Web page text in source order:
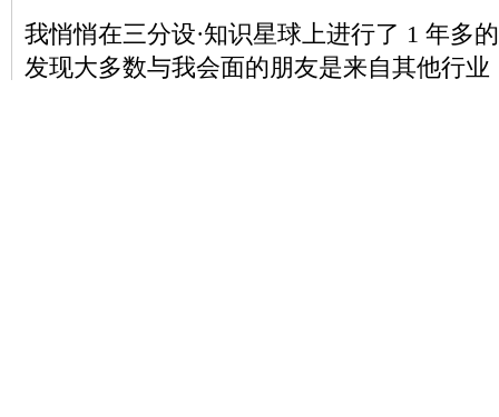
我悄悄在三分设·知识星球上进行了 1 年多
发现大多数与我会面的朋友是来自其他行